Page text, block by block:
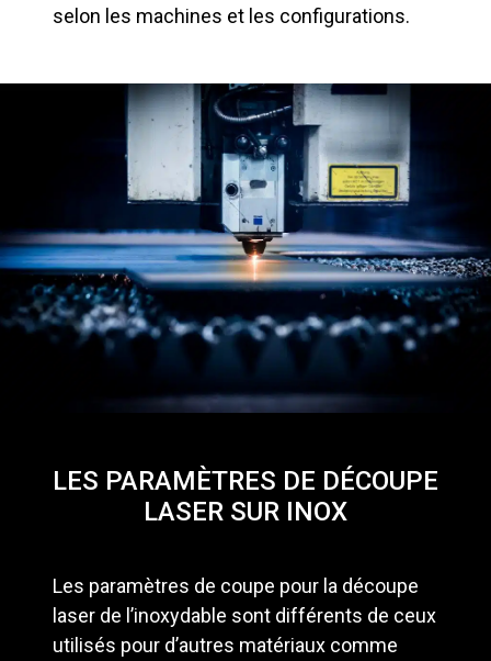
selon les machines et les configurations.
LES PARAMÈTRES DE DÉCOUPE
LASER SUR INOX
Les paramètres de coupe pour la découpe
laser de l’inoxydable sont différents de ceux
utilisés pour d’autres matériaux comme